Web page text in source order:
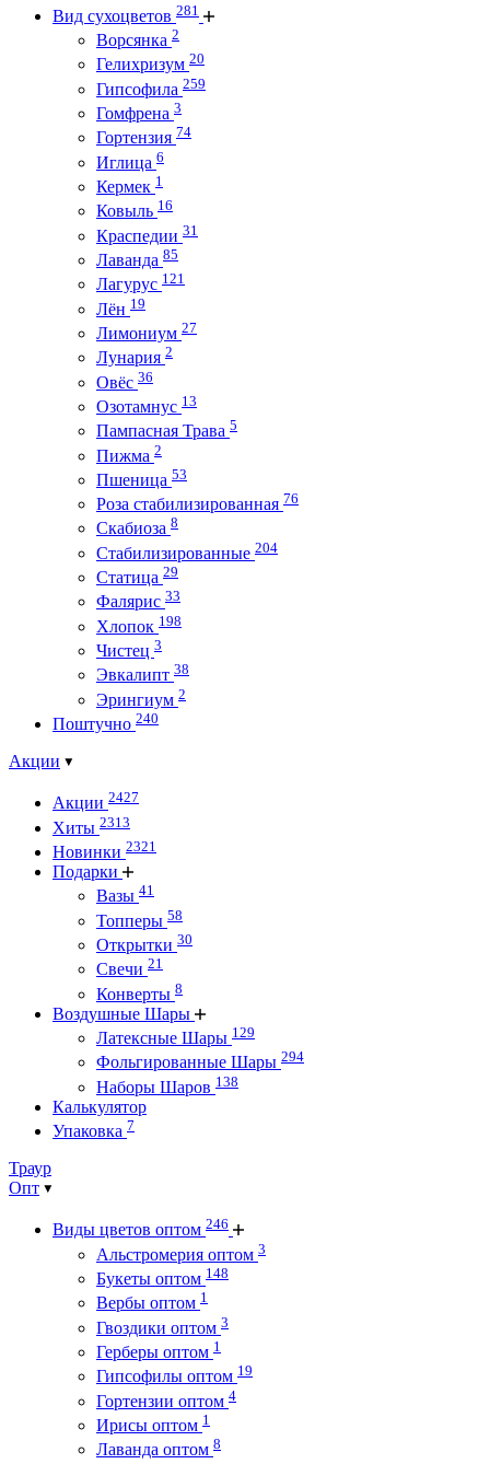
Вид сухоцветов 281
Ворсянка 2
Гелихризум 20
Гипсофила 259
Гомфрена 3
Гортензия 74
Иглица 6
Кермек 1
Ковыль 16
Краспедии 31
Лаванда 85
Лагурус 121
Лён 19
Лимониум 27
Лунария 2
Овёс 36
Озотамнус 13
Пампасная Трава 5
Пижма 2
Пшеница 53
Роза стабилизированная 76
Скабиоза 8
Стабилизированные 204
Статица 29
Фалярис 33
Хлопок 198
Чистец 3
Эвкалипт 38
Эрингиум 2
Поштучно 240
Акции
Акции 2427
Хиты 2313
Новинки 2321
Подарки
Вазы 41
Топперы 58
Открытки 30
Свечи 21
Конверты 8
Воздушные Шары
Латексные Шары 129
Фольгированные Шары 294
Наборы Шаров 138
Калькулятор
Упаковка 7
Траур
Опт
Виды цветов оптом 246
Альстромерия оптом 3
Букеты оптом 148
Вербы оптом 1
Гвоздики оптом 3
Герберы оптом 1
Гипсофилы оптом 19
Гортензии оптом 4
Ирисы оптом 1
Лаванда оптом 8